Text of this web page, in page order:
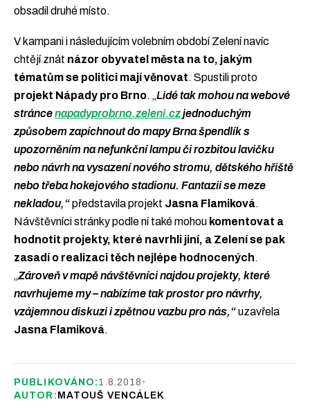
obsadil druhé místo.
V kampani i následujícím volebním období Zelení navíc
chtějí znát názor obyvatel města na to, jakým
tématům se politici mají věnovat. Spustili proto
projekt Nápady pro Brno. „Lidé tak mohou na webové
stráncenapadyprobrno.zeleni.czjednoduchým
způsobem zapíchnout do mapy Brna špendlík s
upozorněním na nefunkční lampu či rozbitou lavičku
nebo návrh na vysazení nového stromu, dětského hřiště
nebo třeba hokejového stadionu. Fantazii se meze
nekladou,“představila projekt Jasna Flamiková.
Návštěvníci stránky podle ní také mohou komentovat a
hodnotit projekty, které navrhli jiní, a Zelení se pak
zasadí o realizaci těch nejlépe hodnocených.
„Zároveň v mapě návštěvníci najdou projekty, které
navrhujeme my – nabízíme tak prostor pro návrhy,
vzájemnou diskuzi i zpětnou vazbu pro nás,“uzavřela
Jasna Flamiková.
PUBLIKOVÁNO: 1.8.2018 •
AUTOR: MATOUŠ VENCÁLEK